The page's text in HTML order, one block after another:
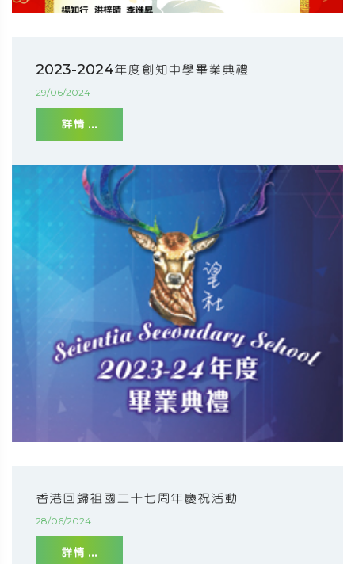
2023-2024年度創知中學畢業典禮
29/06/2024
詳情 ...
香港回歸祖國二十七周年慶祝活動
28/06/2024
詳情 ...